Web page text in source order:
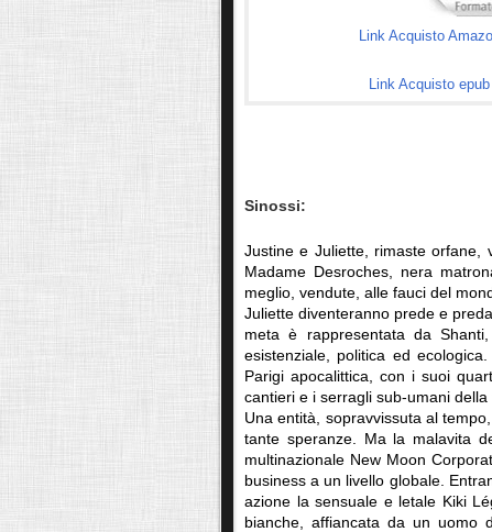
Link Acquisto
Link Acquisto epub
Sinossi:
Justine e Juliette, rimaste orfane,
Madame Desroches, nera
meglio, vendute, alle fauci del
Juliette diventeranno prede e
meta è rappresentata da
esistenziale, politica ed
Parigi apocalittica, con i suoi
cantieri e i serragli sub-umani
Una entità, sopravvissuta al
tante speranze. Ma la malavita
multinazionale New Moon
business a un livello globale.
azione la sensuale e letale Kiki
bianche, affiancata da un uomo